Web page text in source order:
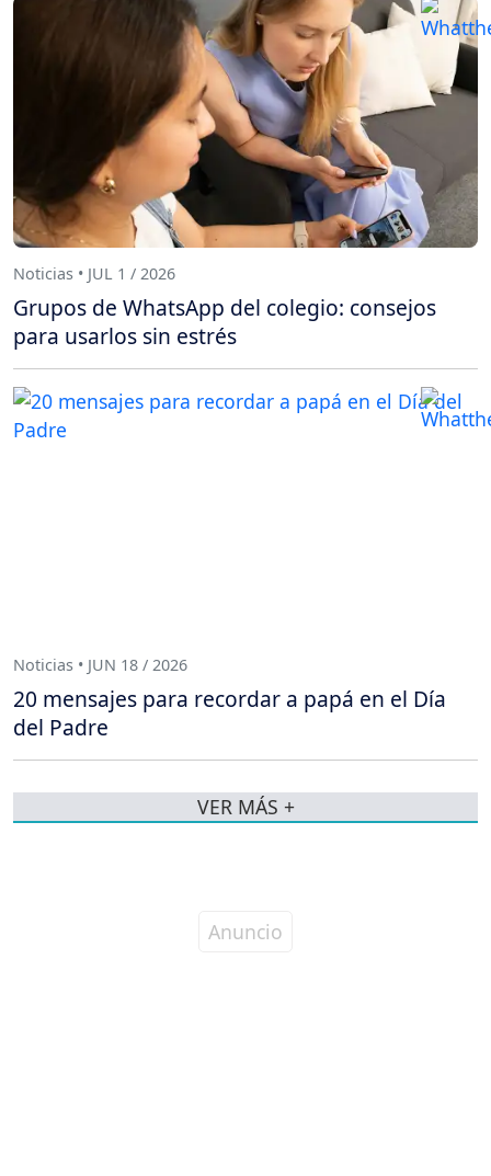
Noticias • JUL 1 / 2026
Grupos de WhatsApp del colegio: consejos
para usarlos sin estrés
Noticias • JUN 18 / 2026
20 mensajes para recordar a papá en el Día
del Padre
VER MÁS +